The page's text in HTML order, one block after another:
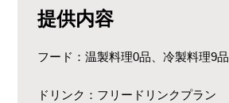
提供内容
フード：温製料理0品、冷製料理9品
ドリンク：フリードリンクプラン